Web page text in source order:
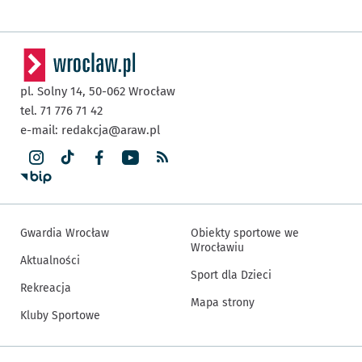
pl. Solny 14, 50-062 Wrocław
tel. 71 776 71 42
e-mail: redakcja@araw.pl
Gwardia Wrocław
Aktualności
Rekreacja
Kluby Sportowe
Obiekty sportowe we
Wrocławiu
Sport dla Dzieci
Mapa strony